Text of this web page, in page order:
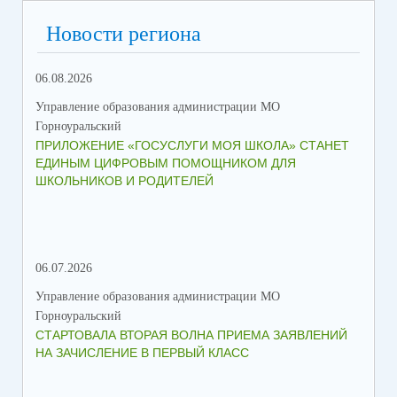
App Store.
школа»
Как родителю начать пользоваться приложением
Как учащемуся начать пользоваться приложением
Новости региона
06.08.2026
Управление образования администрации МО
Горноуральский
ПРИЛОЖЕНИЕ «ГОСУСЛУГИ МОЯ ШКОЛА» СТАНЕТ
ЕДИНЫМ ЦИФРОВЫМ ПОМОЩНИКОМ ДЛЯ
ШКОЛЬНИКОВ И РОДИТЕЛЕЙ
06.07.2026
Управление образования администрации МО
Горноуральский
СТАРТОВАЛА ВТОРАЯ ВОЛНА ПРИЕМА ЗАЯВЛЕНИЙ
НА ЗАЧИСЛЕНИЕ В ПЕРВЫЙ КЛАСС